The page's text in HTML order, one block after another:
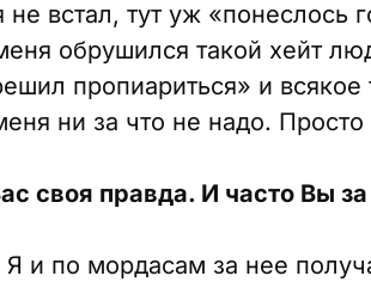
не встал, тут уж «понеслось
обрушился такой хейт
пропиариться» и
ни за что не надо.
своя правда. И часто Вы
и по мордасам за нее